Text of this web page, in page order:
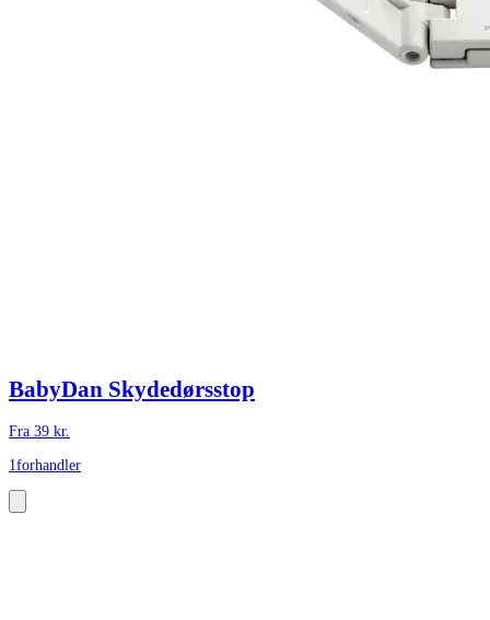
BabyDan Skydedørsstop
Fra 39 kr.
1forhandler